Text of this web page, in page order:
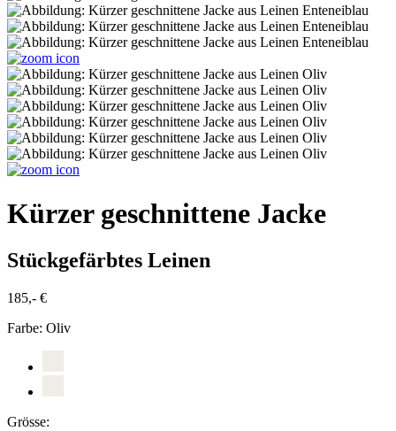
Kürzer geschnittene Jacke
Stückgefärbtes Leinen
185,- €
Farbe: Oliv
Grösse: